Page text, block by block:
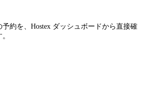
予約を、Hostex ダッシュボードから直接確